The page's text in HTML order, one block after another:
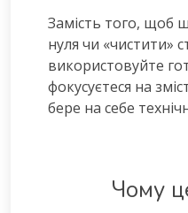
Замість того, щоб
нуля чи «чистити»
використовуйте
фокусуєтеся на
бере на себе
Чому